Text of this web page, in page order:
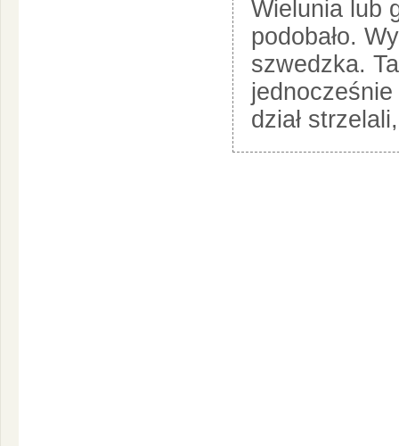
Wielunia lub
podobało.
szwedzka.
dział